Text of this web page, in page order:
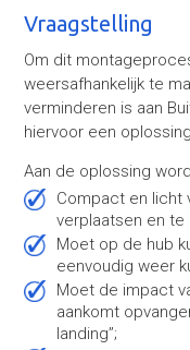
Vraagstelling
Om dit
weersafhankelijk te
verminderen is aan
hiervoor een
Aan de oplossing
Compact en licht van gewicht (met mankracht te
verplaatsen en te
Moet op de hub kunnen worden gemonteerd en
eenvoudig weer
Moet de impact van het rotorblad dat tegen de hub
aankomt
landing’’;